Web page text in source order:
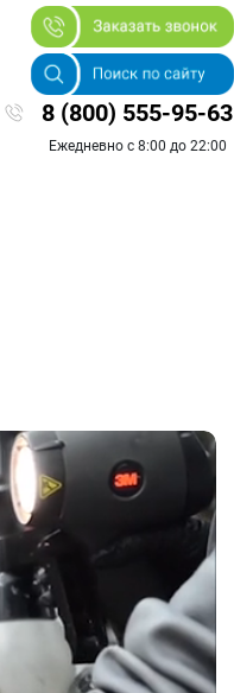
8 (800) 555-95-63
Ежедневно с 8:00 до 22:00